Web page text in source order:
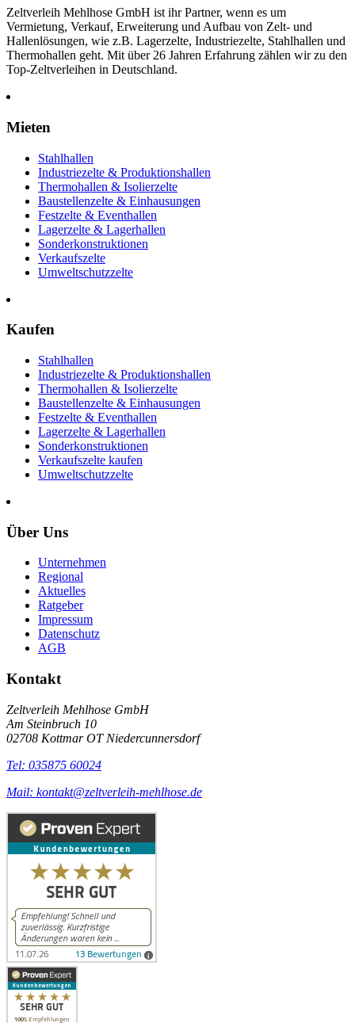
Zeltverleih Mehlhose GmbH ist ihr Partner, wenn es um
Vermietung, Verkauf, Erweiterung und Aufbau von Zelt- und
Hallenlösungen, wie z.B. Lagerzelte, Industriezelte, Stahlhallen und
Thermohallen geht. Mit über 26 Jahren Erfahrung zählen wir zu den
Top-Zeltverleihen in Deutschland.
Mieten
Stahlhallen
Industriezelte & Produktionshallen
Thermohallen & Isolierzelte
Baustellenzelte & Einhausungen
Festzelte & Eventhallen
Lagerzelte & Lagerhallen
Sonderkonstruktionen
Verkaufszelte
Umweltschutzzelte
Kaufen
Stahlhallen
Industriezelte & Produktionshallen
Thermohallen & Isolierzelte
Baustellenzelte & Einhausungen
Festzelte & Eventhallen
Lagerzelte & Lagerhallen
Sonderkonstruktionen
Verkaufszelte kaufen
Umweltschutzzelte
Über Uns
Unternehmen
Regional
Aktuelles
Ratgeber
Impressum
Datenschutz
AGB
Kontakt
Zeltverleih Mehlhose GmbH
Am Steinbruch 10
02708 Kottmar OT Niedercunnersdorf
Tel: 035875 60024
Mail: kontakt@zeltverleih-mehlhose.de